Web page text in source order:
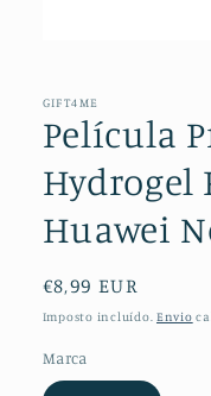
1
modal
GIFT4ME
Película
Hydrogel
Huawei
Preço
normal
€8,99 EUR
Imposto incluído. Envio
Marca